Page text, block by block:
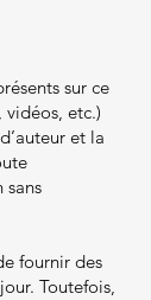
sur ce
vidéos, etc.)
et la
fournir des
Toutefois,